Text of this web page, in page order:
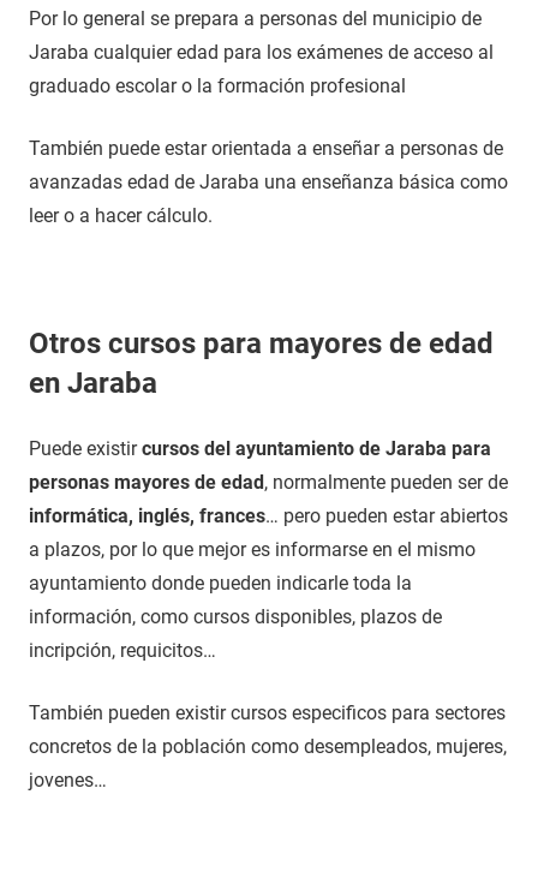
Por lo general se prepara a personas del municipio de
Jaraba cualquier edad para los exámenes de acceso al
graduado escolar o la formación profesional
También puede estar orientada a enseñar a personas de
avanzadas edad de Jaraba una enseñanza básica como
leer o a hacer cálculo.
Otros cursos para mayores de edad
en Jaraba
Puede existircursos del ayuntamiento de Jaraba para
personas mayores de edad, normalmente pueden ser de
informática, inglés, frances… pero pueden estar abiertos
a plazos, por lo que mejor es informarse en el mismo
ayuntamiento donde pueden indicarle toda la
información, como cursos disponibles, plazos de
incripción, requicitos…
También pueden existir cursos especificos para sectores
concretos de la población como desempleados, mujeres,
jovenes…